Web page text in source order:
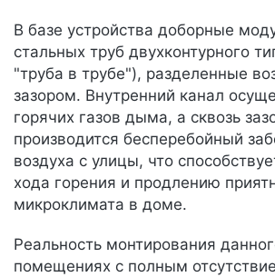
В базе устройства доборные
стальных труб двухконтурного
"труба в трубе"), разделенные
зазором. Внутренний канал
горячих газов дыма, а сквозь
производится бесперебойный
воздуха с улицы, что
хода горения и продлению
микроклимата в доме.
Реальность монтирования
помещениях с полным